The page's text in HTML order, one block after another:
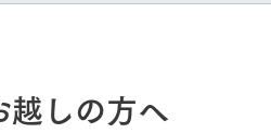
越しの方へ